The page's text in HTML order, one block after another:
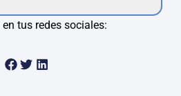
tus redes sociales: